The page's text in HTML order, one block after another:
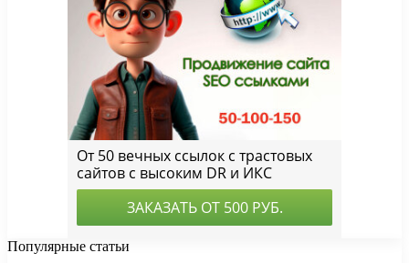
Популярные статьи